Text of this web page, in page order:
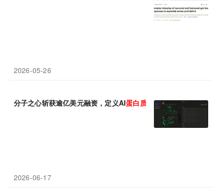
2026-05-26
分子之心斩获逾亿美元融资，定义AI蛋白质 工业化新范式
2026-06-17